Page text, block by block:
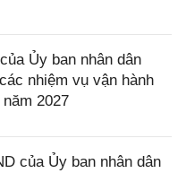
Ủy ban nhân dân
nhiệm vụ vận hành
2027
của Ủy ban nhân dân